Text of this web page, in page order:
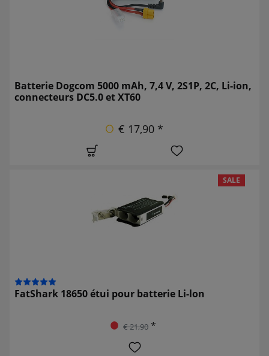
Batterie Dogcom 5000 mAh, 7,4 V, 2S1P, 2C, Li-ion,
connecteurs DC5.0 et XT60
€ 17,90 *
SALE
FatShark 18650 étui pour batterie Li-lon
€ 21,90 *